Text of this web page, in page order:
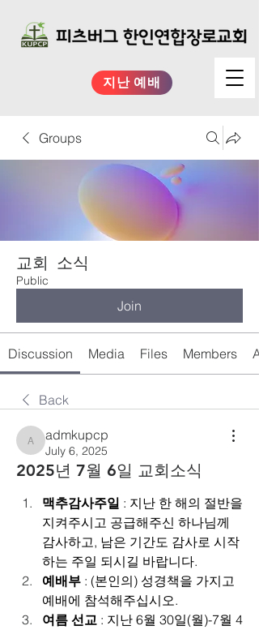
지난 예배
Groups
교회 소식
Public
Join
Discussion Media Files Members
Back
admkupcp
admkupcp
July 6, 2025
2025년 7월 6일 교회소식
맥추감사주일 : 지난 한 해의 절반을
지켜주시고 공급해주신 하나님께
감사하고, 남은 기간도 감사로 시작
하는 주일 되시길 바랍니다.
예배부 : (본인의) 성경책을 가지고
예배에 참석해주십시오.
여름 선교 : 지난 6월 30일(월)-7월 4